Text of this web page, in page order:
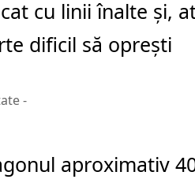
cu linii înalte şi,
dificil să opreşti
-
aproximativ